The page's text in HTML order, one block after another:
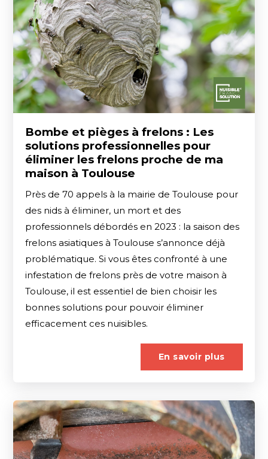
Bombe et pièges à frelons : Les
solutions professionnelles pour
éliminer les frelons proche de ma
maison à Toulouse
Près de 70 appels à la mairie de Toulouse pour
des nids à éliminer, un mort et des
professionnels débordés en 2023 : la saison des
frelons asiatiques à Toulouse s’annonce déjà
problématique. Si vous êtes confronté à une
infestation de frelons près de votre maison à
Toulouse, il est essentiel de bien choisir les
bonnes solutions pour pouvoir éliminer
efficacement ces nuisibles.
En savoir plus